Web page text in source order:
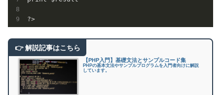
【PHP入門】基礎文法とサンプルコード集
PHPの基本文法やサンプルプログラムを入門者向けに解説
しています。